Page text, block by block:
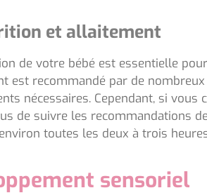
et allaitement
de votre bébé est essentielle
est recommandé par de
nécessaires. Cependant, si
de suivre les recommandations
toutes les deux à trois
sensoriel